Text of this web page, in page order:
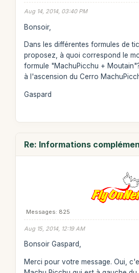
Aug 14, 2014, 03:40 PM
Bonsoir,
Dans les différentes formules de
proposez, à quoi correspond le
formule "MachuPicchu +
à l'ascension du Cerro
Gaspard
Re: Informations
Messages: 825
Aug 15, 2014, 12:19 AM
Bonsoir Gaspard,
Merci pour votre message. Oui,